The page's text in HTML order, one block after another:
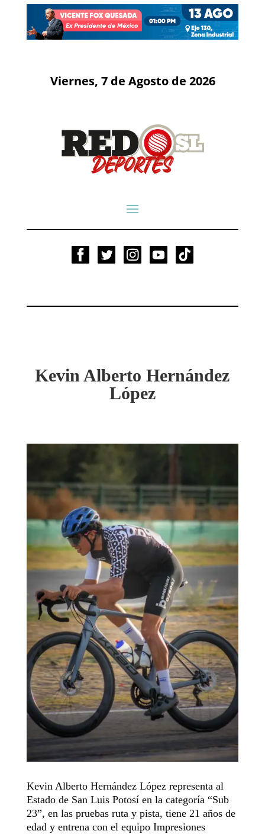
Viernes, 7 de Agosto de 2026
Kevin Alberto Hernández
López
Kevin Alberto Hernández López representa al
Estado de San Luis Potosí en la categoría “Sub
23”, en las pruebas ruta y pista, tiene 21 años de
edad y entrena con el equipo Impresiones